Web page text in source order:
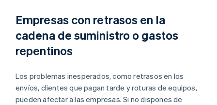
Empresas con retrasos en la
cadena de suministro o gastos
repentinos
Los problemas inesperados, como retrasos en los
envíos, clientes que pagan tarde y roturas de equipos,
pueden afectar a las empresas. Si no dispones de